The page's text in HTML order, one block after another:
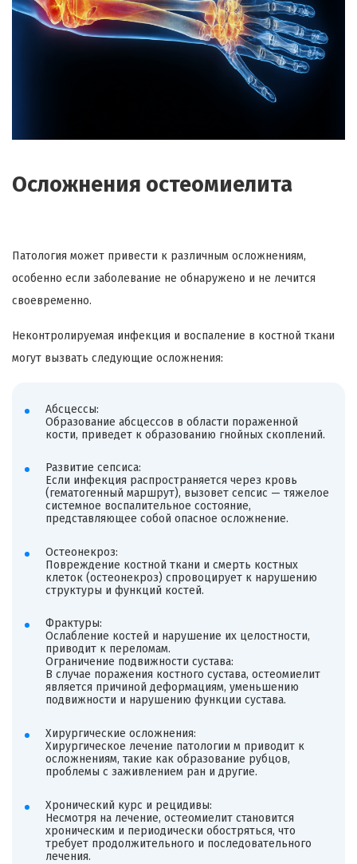
Осложнения остеомиелита
Патология может привести к различным осложнениям,
особенно если заболевание не обнаружено и не лечится
своевременно.
Неконтролируемая инфекция и воспаление в костной ткани
могут вызвать следующие осложнения:
Абсцессы:
Образование абсцессов в области пораженной
кости, приведет к образованию гнойных скоплений.
Развитие сепсиса:
Если инфекция распространяется через кровь
(гематогенный маршрут), вызовет сепсис — тяжелое
системное воспалительное состояние,
представляющее собой опасное осложнение.
Остеонекроз:
Повреждение костной ткани и смерть костных
клеток (остеонекроз) спровоцирует к нарушению
структуры и функций костей.
Фрактуры:
Ослабление костей и нарушение их целостности,
приводит к переломам.
Ограничение подвижности сустава:
В случае поражения костного сустава, остеомиелит
является причиной деформациям, уменьшению
подвижности и нарушению функции сустава.
Хирургические осложнения:
Хирургическое лечение патологии м приводит к
осложнениям, такие как образование рубцов,
проблемы с заживлением ран и другие.
Хронический курс и рецидивы:
Несмотря на лечение, остеомиелит становится
хроническим и периодически обостряться, что
требует продолжительного и последовательного
лечения.